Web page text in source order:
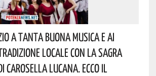
A Tanta Buona Musica E Ai
Locale Con La Sagra
Carosella Lucana. Ecco Il